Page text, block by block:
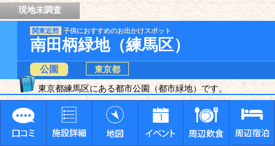
現地未調査
関東近郊 子供におすすめのお出かけスポット
南田柄緑地（練馬区）
公園
東京都
東京都練馬区にある都市公園（都市緑地）です。